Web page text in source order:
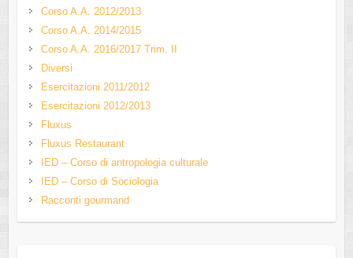
Corso A.A. 2012/2013
Corso A.A. 2014/2015
Corso A.A. 2016/2017 Trim. II
Diversi
Esercitazioni 2011/2012
Esercitazioni 2012/2013
Fluxus
Fluxus Restaurant
IED – Corso di antropologia culturale
IED – Corso di Sociologia
Racconti gourmand